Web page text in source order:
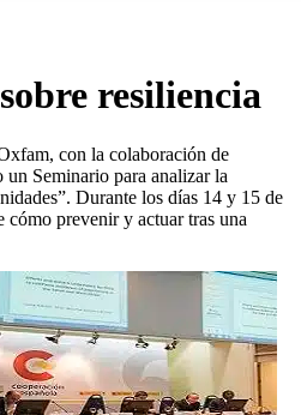
resiliencia
con la colaboración de
Seminario para analizar la
Durante los días 14 y 15 de
cómo prevenir y actuar tras una